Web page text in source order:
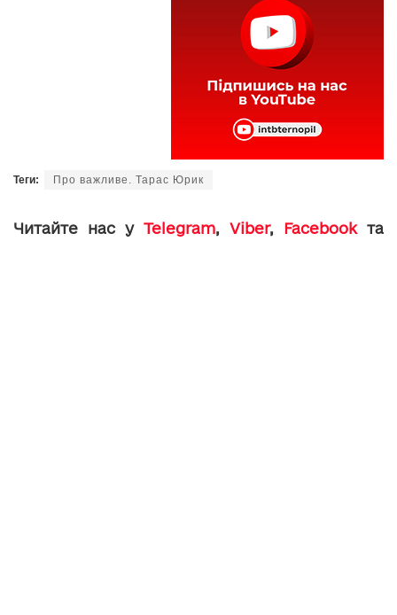
Теги: Про важливе. Тарас Юрик
Читайте нас у Telegram, Viber, Facebookта